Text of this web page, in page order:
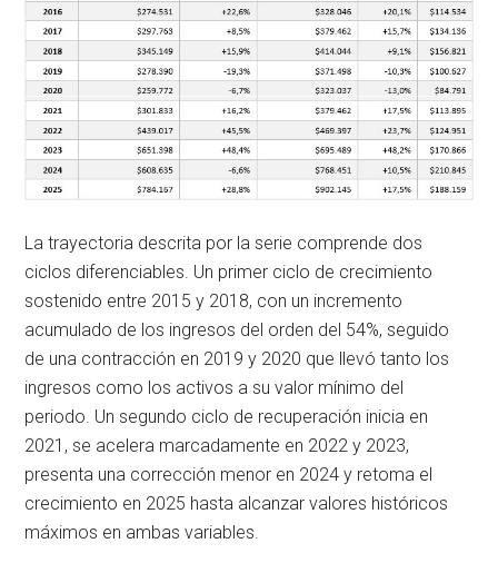
La trayectoria descrita por la serie comprende dos
ciclos diferenciables. Un primer ciclo de crecimiento
sostenido entre 2015 y 2018, con un incremento
acumulado de los ingresos del orden del 54%, seguido
de una contracción en 2019 y 2020 que llevó tanto los
ingresos como los activos a su valor mínimo del
periodo. Un segundo ciclo de recuperación inicia en
2021, se acelera marcadamente en 2022 y 2023,
presenta una corrección menor en 2024 y retoma el
crecimiento en 2025 hasta alcanzar valores históricos
máximos en ambas variables.